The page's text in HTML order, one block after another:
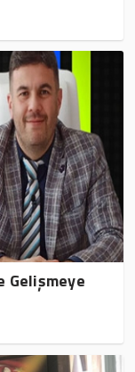
Gelişmeye